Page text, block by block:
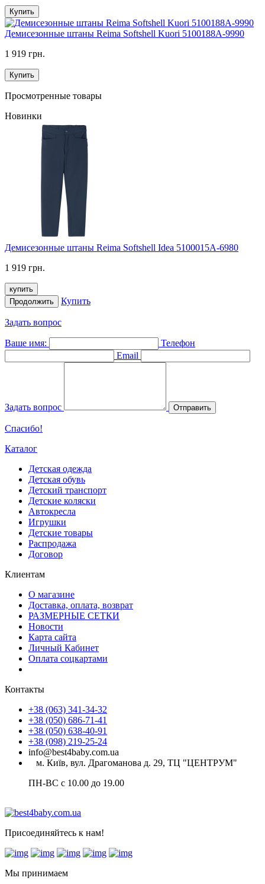
Купить
Демисезонные штаны Reima Softshell Kuori 5100188A-9990
1 919 грн.
Купить
Просмотренные товары
Новинки
Демисезонные штаны Reima Softshell Idea 5100015A-6980
1 919 грн.
купить
Продолжить
Купить
Задать вопрос
Ваше имя:
Телефон
Email
Задать вопрос Отправить
Спасибо!
Каталог
Детская одежда
Детская обувь
Детский транспорт
Детские коляски
Автокресла
Игрушки
Детские товары
Распродажа
Договор
Клиентам
О магазине
Доставка, оплата, возврат
РАЗМЕРНЫЕ СЕТКИ
Новости
Карта сайта
Личный Кабинет
Оплата соцкартами
Контакты
+38 (063) 341-34-32
+38 (050) 686-71-41
+38 (050) 638-40-91
+38 (098) 219-25-24
info@best4baby.com.ua
м. Київ, вул. Драгоманова д. 29, ТЦ "ЦЕНТРУМ"
ПН-ВС с 10.00 до 19.00
Присоединяйтесь к нам!
Мы принимаем